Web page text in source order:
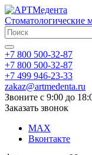
Стоматологические
+7 800 500-32-87
+7 800 500-32-87
+7 499 946-23-33
zakaz@artmedenta.ru
Звоните с 9:00 до
Заказать звонок
MAX
Вконтакте